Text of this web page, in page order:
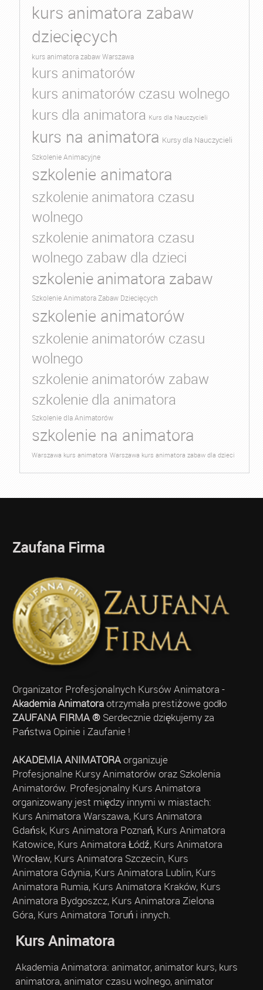
kurs animatora zabaw
dziecięcych
kurs animatora zabaw Warszawa
kurs animatorów
kurs animatorów czasu wolnego
kurs dla animatora Kurs dla Nauczycieli
kurs na animatora Kursy dla Nauczycieli
Szkolenie Animacyjne
szkolenie animatora
szkolenie animatora czasu
wolnego
szkolenie animatora czasu
wolnego zabaw dla dzieci
szkolenie animatora zabaw
Szkolenie Animatora Zabaw Dziecięcych
szkolenie animatorów
szkolenie animatorów czasu
wolnego
szkolenie animatorów zabaw
szkolenie dla animatora
Szkolenie dla Animatorów
szkolenie na animatora
Warszawa kurs animatora Warszawa kurs animatora zabaw dla dzieci
Zaufana Firma
Organizator Profesjonalnych Kursów Animatora -
Akademia Animatoraotrzymała prestiżowe godło
ZAUFANA FIRMA ®Serdecznie dziękujemy za
Państwa Opinie i Zaufanie !
AKADEMIA ANIMATORAorganizuje
Profesjonalne Kursy Animatorów oraz Szkolenia
Animatorów. Profesjonalny Kurs Animatora
organizowany jest między innymi w miastach:
Kurs Animatora Warszawa, Kurs Animatora
Gdańsk, Kurs Animatora Poznań, Kurs Animatora
Katowice, Kurs Animatora Łódź, Kurs Animatora
Wrocław, Kurs Animatora Szczecin, Kurs
Animatora Gdynia, Kurs Animatora Lublin, Kurs
Animatora Rumia, Kurs Animatora Kraków, Kurs
Animatora Bydgoszcz, Kurs Animatora Zielona
Góra, Kurs Animatora Toruń i innych.
Kurs Animatora
Akademia Animatora: animator, animator kurs, kurs
animatora, animator czasu wolnego, animator